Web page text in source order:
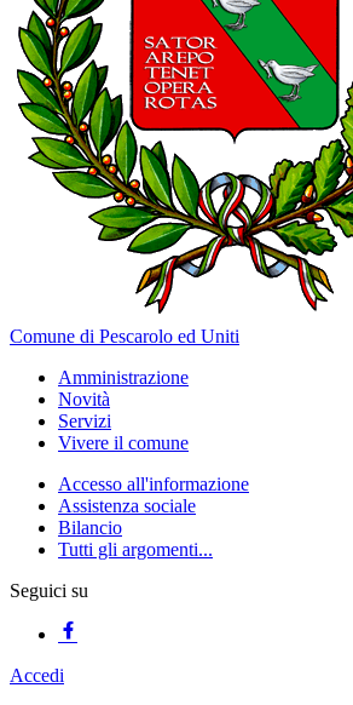
Comune di Pescarolo ed Uniti
Amministrazione
Novità
Servizi
Vivere il comune
Accesso all'informazione
Assistenza sociale
Bilancio
Tutti gli argomenti...
Seguici su
Accedi